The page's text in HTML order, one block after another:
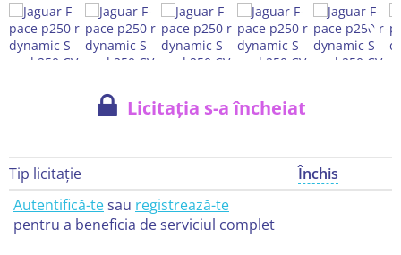
Licitația s-a încheiat
Tip licitație
Închis
Autentifică-tesau registrează-te
pentru a beneficia de serviciul complet